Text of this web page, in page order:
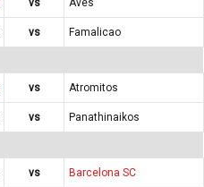
vs Famalicao
vs
Atromitos
vs Panathinaikos
vs
Barcelona SC